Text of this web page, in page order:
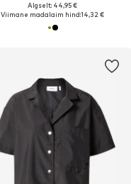
Algselt: 44,95 €
Viimane madalaim hind:14,32 €